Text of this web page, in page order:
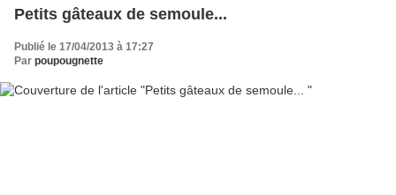
Petits gâteaux de semoule...
Publié le 17/04/2013 à 17:27
Par poupougnette